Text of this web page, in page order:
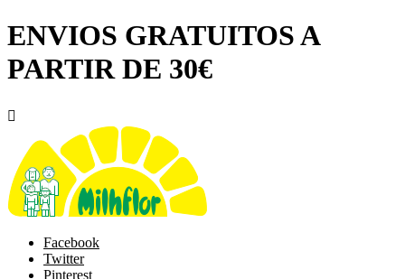
ENVIOS GRATUITOS A
PARTIR DE 30€

Facebook
Twitter
Pinterest